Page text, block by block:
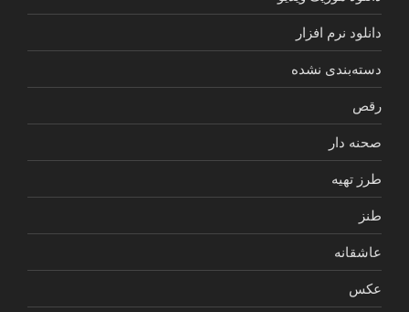
دانلود نرم افزار
دسته‌بندی نشده
رقص
صحنه دار
طرز تهیه
طنز
عاشقانه
عکس